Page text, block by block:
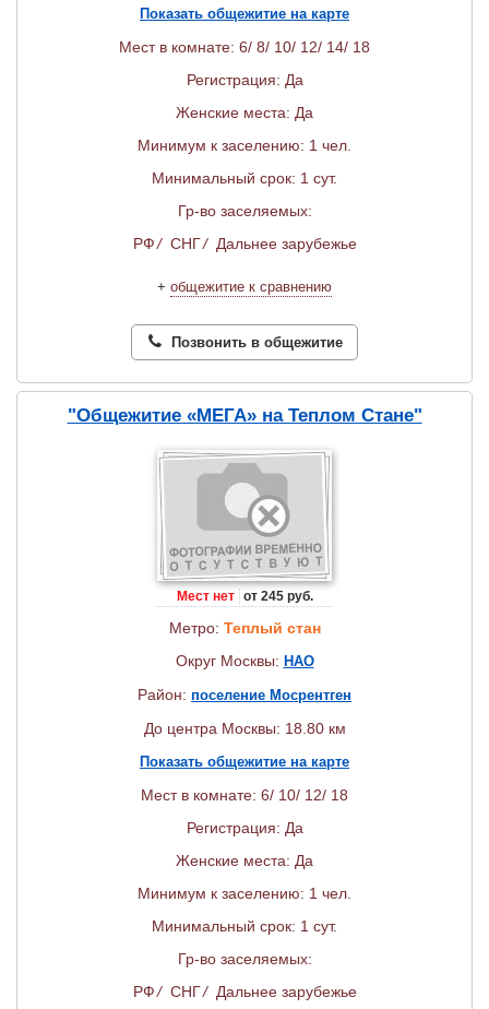
Показать общежитие на карте
Мест в комнате: 6/ 8/ 10/ 12/ 14/ 18
Регистрация: Да
Женские места: Да
Минимум к заселению: 1 чел.
Минимальный срок: 1 сут.
Гр-во заселяемых:
РФ/ СНГ/ Дальнее зарубежье
+ общежитие к сравнению
Позвонить в общежитие
"Общежитие «МЕГА» на Теплом Стане"
Мест нет от 245 руб.
Метро: Теплый стан
Округ Москвы: НАО
Район: поселение Мосрентген
До центра Москвы: 18.80 км
Показать общежитие на карте
Мест в комнате: 6/ 10/ 12/ 18
Регистрация: Да
Женские места: Да
Минимум к заселению: 1 чел.
Минимальный срок: 1 сут.
Гр-во заселяемых:
РФ/ СНГ/ Дальнее зарубежье